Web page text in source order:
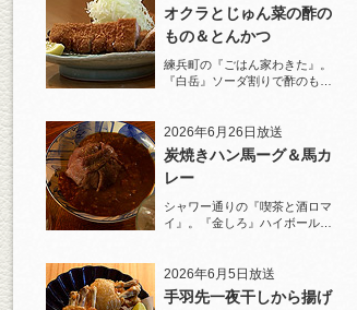
オクラとじゅん菜の酢の
もの＆とんかつ
練兵町の『ごはん家わきた』。
『白岳』ソーダ割りで酢のもの
2026年6月26日放送
炭焼きハン馬ーグ＆馬カ
レー
シャワー通りの『喫茶と酒ロマ
イ』。『金しろ』ハイボールで
2026年6月5日放送
手羽先一夜干しから揚げ